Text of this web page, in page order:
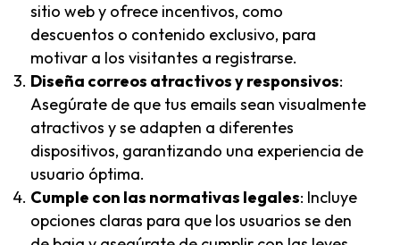
sitio web y ofrece incentivos, como
descuentos o contenido exclusivo, para
motivar a los visitantes a registrarse.
Diseña correos atractivos y responsivos:
Asegúrate de que tus emails sean visualmente
atractivos y se adapten a diferentes
dispositivos, garantizando una experiencia de
usuario óptima.
Cumple con las normativas legales: Incluye
opciones claras para que los usuarios se den